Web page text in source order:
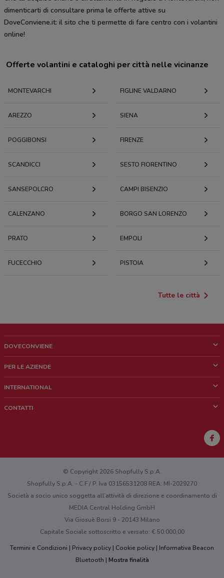
dimenticarti di consultare prima le offerte attive su
DoveConviene.it: il sito che ti permette di fare centro con i volantini
online!
Offerte volantini e cataloghi per città nelle vicinanze
MONTEVARCHI FIGLINE VALDARNO
AREZZO SIENA
POGGIBONSI FIRENZE
SCANDICCI SESTO FIORENTINO
SANSEPOLCRO CAMPI BISENZIO
CALENZANO BORGO SAN LORENZO
PRATO EMPOLI
FUCECCHIO PISTOIA
Tutte le città
DOVECONVIENE
Chi siamo
Lavora con noi
PER LE AZIENDE
Richieste commerciali e marketing
INTERNATIONAL
CONTATTI
Hai un malfunzionamento sul web o sull'app?
© Copyright 2026 Shopfully S.p.A.
Shopfully S.p.A. - C.F / P. Iva 03156531208 REA: MI-2029270
Società a socio unico soggetta all’attività di direzione e coordinamento di
MEDIA Central Holding GmbH
Via Giosuè Borsi 9 - 20143 Milano
Capitale Sociale sottoscritto e versato: € 50.000,00
Termini e Condizioni
Privacy policy Cookie policy
Informativa Beacon
Bluetooth
Mostra finalità